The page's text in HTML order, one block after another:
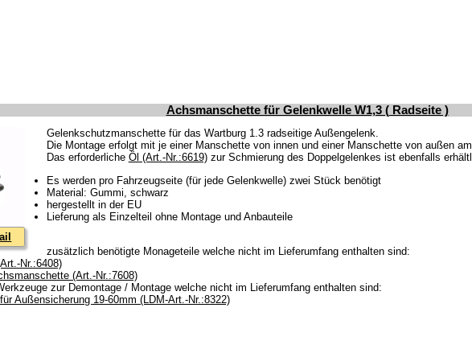
Achsmanschette für Gelenkwelle W1,3 ( Radseite )
Gelenkschutzmanschette für das Wartburg 1.3 radseitige Außengelenk.
Die Montage erfolgt mit je einer Manschette von innen und einer Manschette von außen
Das erforderliche Öl (Art.-Nr.:6619)zur Schmierung des Doppelgelenkes ist ebenfalls
Es werden pro Fahrzeugseite (für jede Gelenkwelle) zwei Stück benötigt
Material: Gummi, schwarz
hergestellt in der EU
Lieferung als Einzelteil ohne Montage und Anbauteile
zusätzlich benötigte Monageteile welche nicht im Lieferumfang enthalten sind:
Nr.:6408)
(Art.-Nr.:7608)
zur Demontage / Montage welche nicht im Lieferumfang enthalten sind:
Außensicherung 19-60mm (LDM-Art.-Nr.:8322)